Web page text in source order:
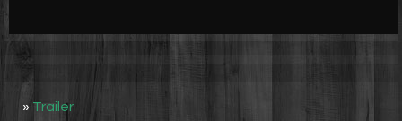
» Trailer